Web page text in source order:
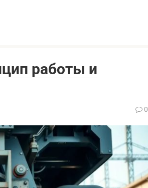
работы и
0